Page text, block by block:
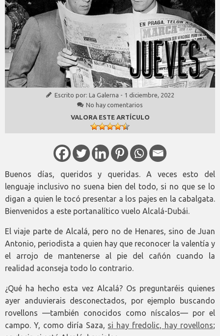
Escrito por: La Galerna - 1 diciembre, 2022
No hay comentarios
VALORA ESTE ARTÍCULO
Buenos días, queridos y queridas. A veces esto del
lenguaje inclusivo no suena bien del todo, si no que se lo
digan a quien le tocó presentar a los pajes en la cabalgata.
Bienvenidos a este portanalítico vuelo Alcalá-Dubái.
El viaje parte de Alcalá, pero no de Henares, sino de Juan
Antonio, periodista a quien hay que reconocer la valentía y
el arrojo de mantenerse al pie del cañón cuando la
realidad aconseja todo lo contrario.
¿Qué ha hecho esta vez Alcalá? Os preguntaréis quienes
ayer anduvierais desconectados, por ejemplo buscando
rovellons —también conocidos como níscalos— por el
campo. Y, como diría Saza, si hay fredolic, hay rovellons;